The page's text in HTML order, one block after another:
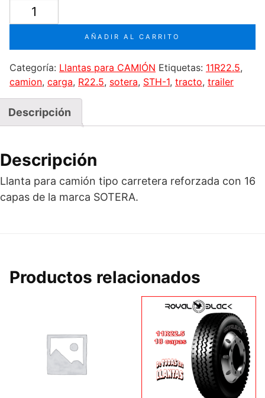
Llanta
11R22.5
TL
146/143M
SOTERA
1
cantidad
AÑADIR AL CARRITO
Categoría: Llantas para CAMIÓN Etiquetas: 11R22.5,
camion, carga, R22.5, sotera, STH-1, tracto, trailer
Descripción
Descripción
Llanta para camión tipo carretera reforzada con 16
capas de la marca SOTERA.
Productos relacionados